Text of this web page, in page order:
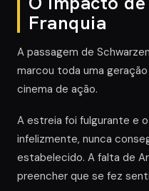
Franquia
A passagem de
marcou toda uma
cinema de ação.
A estreia foi fulgurante e
infelizmente, nunca
estabelecido. A falta de
preencher que se fez